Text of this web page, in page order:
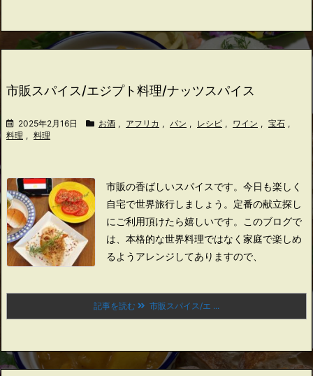
市販スパイス/エジプト料理/ナッツスパイス
2025年2月16日 お酒 , アフリカ , パン , レシピ , ワイン , 宝石 ,
料理 , 料理
市販の香ばしいスパイスです。 今日も楽しく
自宅で世界旅行しましょう。 定番の献立探し
にご利用頂けたら嬉しいです。
このブログで
は、本格的な世界料理ではなく家庭で楽しめ
るようアレンジしてありますので、
記事を読む 市販スパイス/エ ...